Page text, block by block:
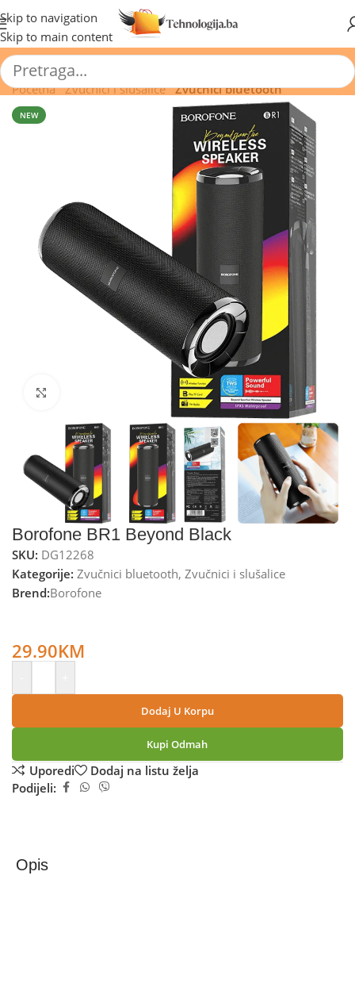
Skip to navigation
Skip to main content
🔥 Pogledajte aktuelne akcije 🔥
Početna/ Zvučnici i slušalice/ Zvučnici bluetooth
NEW
Borofone BR1 Beyond Black
SKU: DG12268
Kategorije: Zvučnici bluetooth, Zvučnici i slušalice
Brend:Borofone
29.90KM
Dodaj U Korpu
Kupi Odmah
Uporedi
Dodaj na listu želja
Podijeli:
Opis